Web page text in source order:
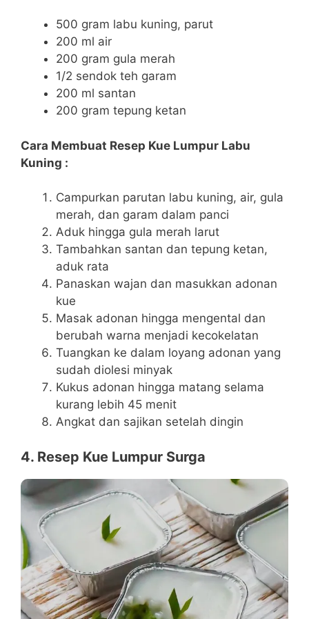
500 gram labu kuning, parut
200 ml air
200 gram gula merah
1/2 sendok teh garam
200 ml santan
200 gram tepung ketan
Cara Membuat Resep Kue Lumpur Labu
Kuning :
Campurkan parutan labu kuning, air, gula
merah, dan garam dalam panci
Aduk hingga gula merah larut
Tambahkan santan dan tepung ketan,
aduk rata
Panaskan wajan dan masukkan adonan
kue
Masak adonan hingga mengental dan
berubah warna menjadi kecokelatan
Tuangkan ke dalam loyang adonan yang
sudah diolesi minyak
Kukus adonan hingga matang selama
kurang lebih 45 menit
Angkat dan sajikan setelah dingin
4. Resep Kue Lumpur Surga